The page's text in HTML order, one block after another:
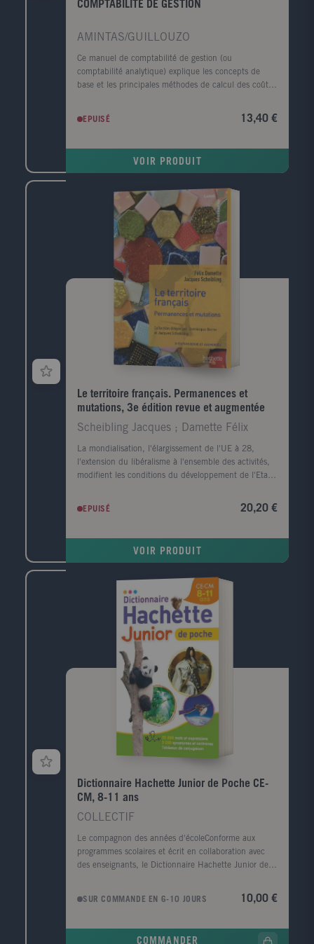
COMPTABILITE DE GESTION
AMINTAS/GUILLOUZO
Ce manuel de comptabilité de gestion (ou
comptabilité analytique) explique les concepts de
base et les principales méthodes de calcul des coûts.
Il convient également aux étudiants des filières
comporte une partie de cours, une application
détaillée et des exercices corrigés.
EPUISÉ 13,40 €
VOIR PRODUIT
Le territoire français. Permanences et
mutations, 3e édition revue et augmentée
Scheibling Jacques ; Damette Félix
La mondialisation, l'élargissement de l'UE à 28,
l'extension du libéralisme à l'ensemble des activités,
modifient les conditions du développement de l'Etat-
économiques et politiques supranationales. Nous
assistons à un changement d'échelle des problèmes
entièrement mis à jour, s'adresse aux étudiants en
de l'enseignement, aux élèves des classes
préparatoires ainsi qu'aux professeurs d'histoire-
EPUISÉ 20,20 €
VOIR PRODUIT
Dictionnaire Hachette Junior de Poche CE-
CM, 8-11 ans
COLLECTIF
Le compagnon des années d'écoleConforme aux
programmes scolaires et écrit en collaboration avec
des enseignants, le Dictionnaire Hachette Junior de
pour apprendre et comprendre- 25 000 mots et
SUR COMMANDE EN 6-10 JOURS 10,00 €
COMMANDER